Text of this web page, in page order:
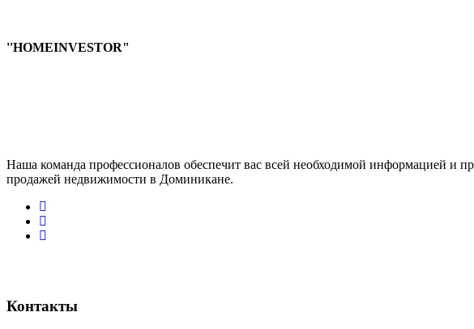
''HOMEINVESTOR"
Наша команда профессионалов обеспечит вас всей необходимой информацией и
продажей недвижимости в Доминикане.
Контакты